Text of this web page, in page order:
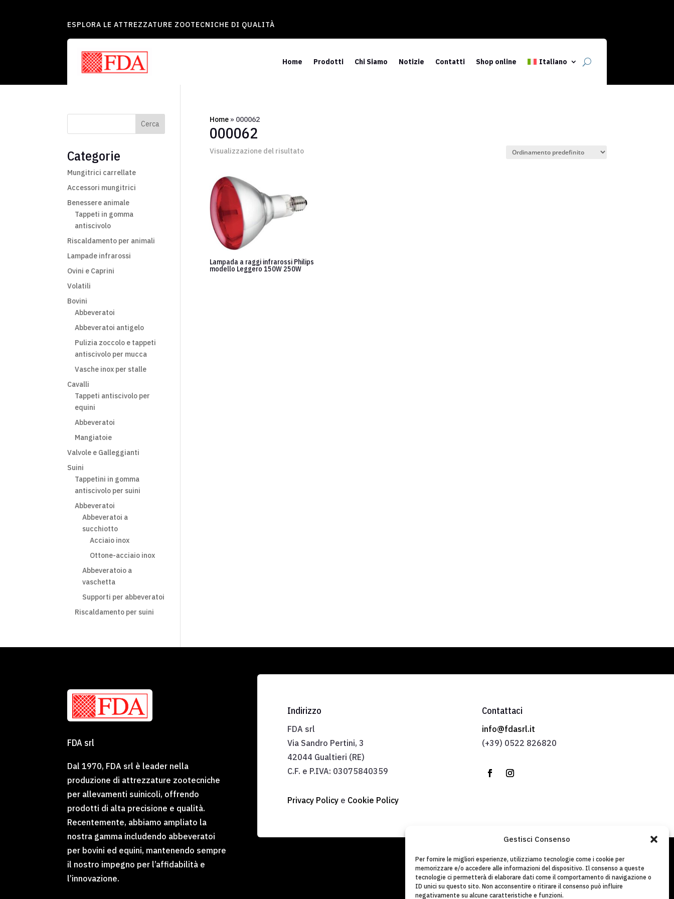
Gestisci Consenso
Per fornire le migliori esperienze, utilizziamo tecnologie come i cookie per
memorizzare e/o accedere alle informazioni del dispositivo. Il consenso a queste
tecnologie ci permetterà di elaborare dati come il comportamento di navigazione o
ID unici su questo sito. Non acconsentire o ritirare il consenso può influire
negativamente su alcune caratteristiche e funzioni.
ESPLORA LE ATTREZZATURE ZOOTECNICHE DI QUALITÀ
Home Prodotti Chi Siamo Notizie Contatti Shop online Italiano
Home» 000062
000062
Visualizzazione del risultato
Lampada a raggi infrarossi Philips
modello Leggero 150W 250W
Cerca
Categorie
Mungitrici carrellate
Accessori mungitrici
Benessere animale
Tappeti in gomma
antiscivolo
Riscaldamento per animali
Lampade infrarossi
Ovini e Caprini
Volatili
Bovini
Abbeveratoi
Abbeveratoi antigelo
Pulizia zoccolo e tappeti
antiscivolo per mucca
Vasche inox per stalle
Cavalli
Tappeti antiscivolo per
equini
Abbeveratoi
Mangiatoie
Valvole e Galleggianti
Suini
Tappetini in gomma
antiscivolo per suini
Abbeveratoi
Abbeveratoi a
succhiotto
Acciaio inox
Ottone-acciaio inox
Abbeveratoio a
vaschetta
Supporti per abbeveratoi
Riscaldamento per suini
FDA srl
Dal 1970, FDA srl è leader nella
produzione di attrezzature zootecniche
per allevamenti suinicoli, offrendo
prodotti di alta precisione e qualità.
Recentemente, abbiamo ampliato la
nostra gamma includendo abbeveratoi
per bovini ed equini, mantenendo sempre
il nostro impegno per l’affidabilità e
l’innovazione.
Indirizzo
FDA srl
Via Sandro Pertini, 3
42044 Gualtieri (RE)
C.F. e P.IVA: 03075840359
Privacy Policye Cookie Policy
Contattaci
info@fdasrl.it
(+39) 0522 826820